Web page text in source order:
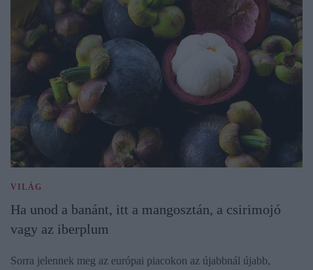
VILÁG
Ha unod a banánt, itt a mangosztán, a csirimojó
vagy az iberplum
Sorra jelennek meg az európai piacokon az újabbnál újabb,